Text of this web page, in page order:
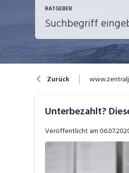
RATGEBER
Berufsbilder
Job-Coach
Job-Tipps
Zurück
Unterbezahlt?
Veröffentlicht am